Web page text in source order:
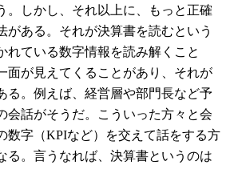
。しかし、それ以上に、もっと正確
がある。それが決算書を読むという
れている数字情報を読み解くこと
面が見えてくることがあり、それが
る。例えば、経営層や部門長など予
会話がそうだ。こういった方々と会
数字（KPIなど）を交えて話をする方
る。言うなれば、決算書というのは